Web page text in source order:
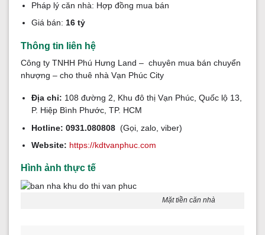
Pháp lý căn nhà: Hợp đồng mua bán
Giá bán: 16 tỷ
Thông tin liên hệ
Công ty TNHH Phú Hưng Land – chuyên mua bán chuyển
nhượng – cho thuê nhà Vạn Phúc City
Địa chỉ: 108 đường 2, Khu đô thị Vạn Phúc, Quốc lộ 13,
P. Hiệp Bình Phước, TP. HCM
Hotline: 0931.080808(Gọi, zalo, viber)
Website: https://kdtvanphuc.com
Hình ảnh thực tế
Mặt tiền căn nhà